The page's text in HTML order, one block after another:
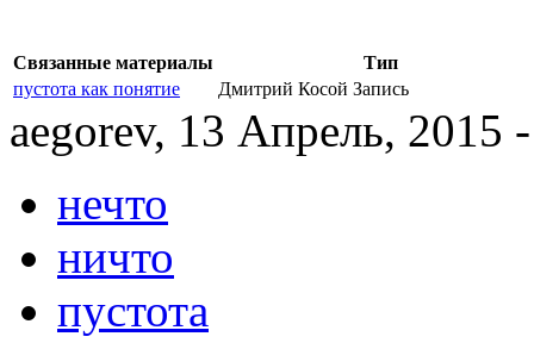
Связанные материалы
Тип
пустота как понятие
Дмитрий Косой Запись
aegorev, 13 Апрель, 2015
нечто
ничто
пустота